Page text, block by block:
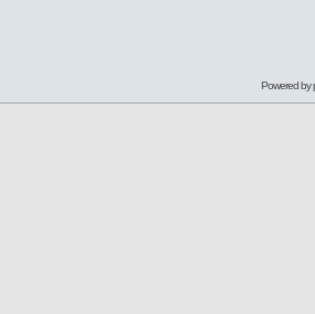
Powered by